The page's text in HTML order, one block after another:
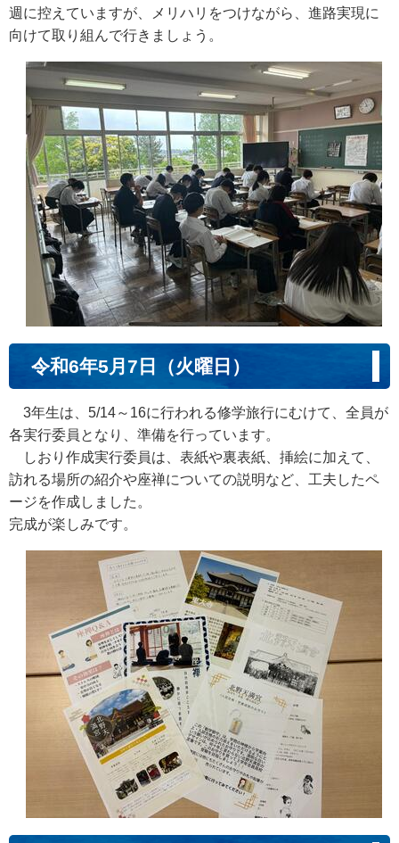
週に控えていますが、メリハリをつけながら、進路実現に
向けて取り組んで行きましょう。
令和6年5月7日（火曜日）
3年生は、5/14～16に行われる修学旅行にむけて、全員が
各実行委員となり、準備を行っています。
しおり作成実行委員は、表紙や裏表紙、挿絵に加えて、
訪れる場所の紹介や座禅についての説明など、工夫したペ
ージを作成しました。
完成が楽しみです。